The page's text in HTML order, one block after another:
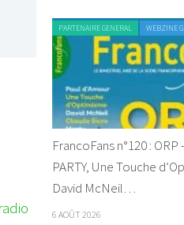
PARTENAIRE GENERAL WEBZINE
FrancoFans n°120 : ORP
PARTY, Une Touche
David McNeil…
6 AOÛT 2026